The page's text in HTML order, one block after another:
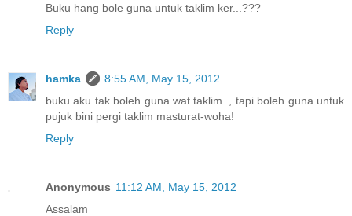
Buku hang bole guna untuk taklim ker...???
Reply
hamka
8:55 AM, May 15, 2012
buku aku tak boleh guna wat taklim.., tapi boleh guna untuk
pujuk bini pergi taklim masturat-woha!
Reply
Anonymous 11:12 AM, May 15, 2012
Assalam